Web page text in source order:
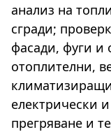
анализ на
сгради;
фасади, фуги и
отоплителни,
електрически
прегряване и